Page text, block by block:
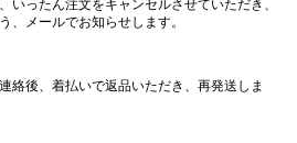
いったん注文をキャンセルさせていただき、
、メールでお知らせします。
絡後、着払いで返品いただき、再発送しま